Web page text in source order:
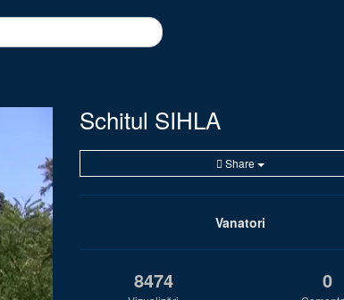
Schitul SIHLA
Share
Vanatori
8474 0